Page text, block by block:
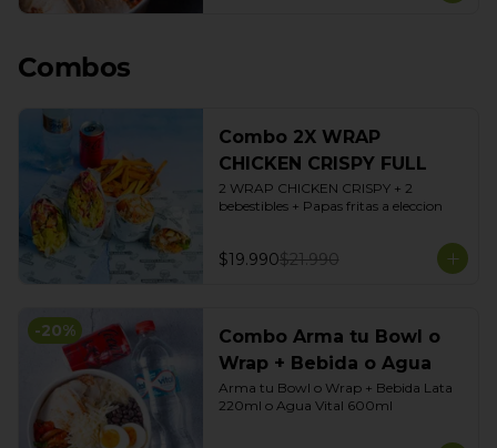
Combos
Combo 2X WRAP
CHICKEN CRISPY FULL
2 WRAP CHICKEN CRISPY + 2
bebestibles + Papas fritas a eleccion
$19.990$21.990
-20%
Combo Arma tu Bowl o
Wrap + Bebida o Agua
Arma tu Bowl o Wrap + Bebida Lata
220ml o Agua Vital 600ml